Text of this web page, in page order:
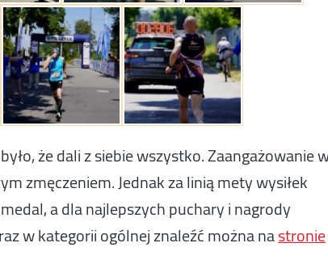
że dali z siebie wszystko. Zaangażowanie
zmęczeniem. Jednak za linią mety wysiłek
a dla najlepszych puchary i nagrody
w kategorii ogólnej znaleźć można nastronie